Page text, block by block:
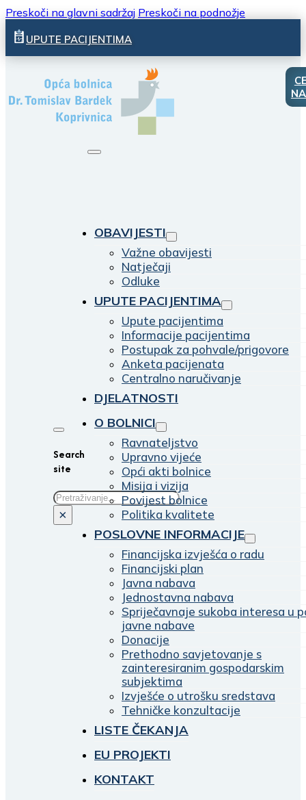
Preskoči na glavni sadržaj Preskoči na podnožje
UPUTE PACIJENTIMA
Search
site
Traži
×
OBAVIJESTI
Važne obavijesti
Natječaji
Odluke
UPUTE PACIJENTIMA
Upute pacijentima
Informacije pacijentima
Postupak za pohvale/prigovore
Anketa pacijenata
Centralno naručivanje
DJELATNOSTI
O BOLNICI
Ravnateljstvo
Upravno vijeće
Opći akti bolnice
Misija i vizija
Povijest bolnice
Politika kvalitete
POSLOVNE INFORMACIJE
Financijska izvješća o radu
Financijski plan
Javna nabava
Jednostavna nabava
Spriječavnaje sukoba interesa u
javne nabave
Donacije
Prethodno savjetovanje s
zainteresiranim gospodarskim
subjektima
Izvješće o utrošku sredstava
Tehničke konzultacije
LISTE ČEKANJA
EU PROJEKTI
KONTAKT